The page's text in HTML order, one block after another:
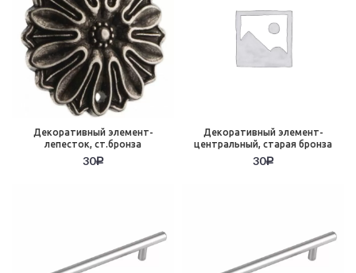
Декоративный элемент-
лепесток, ст.бронза
30Р
Декоративный элемент-
центральный, старая бронза
30Р